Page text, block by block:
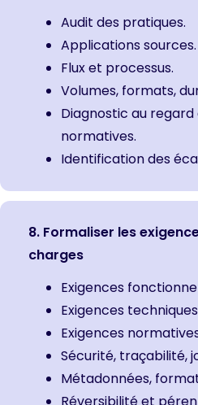
Audit des pratiques.
Applications sources.
Flux et processus.
Volumes, formats,
Diagnostic au regard
normatives.
Identification des
8. Formaliser les
charges
Exigences
Exigences
Exigences
Sécurité, traçabilité,
Métadonnées,
Réversibilité et